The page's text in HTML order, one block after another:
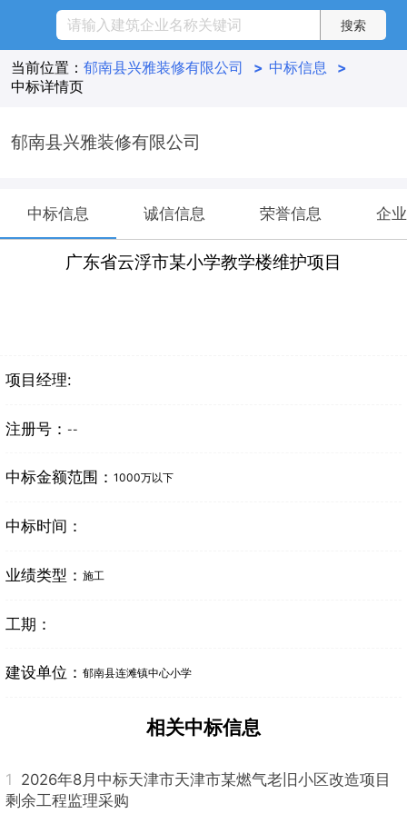
当前位置： 郁南县兴雅装修有限公司 > 中标信息
>
中标详情页
郁南县兴雅装修有限公司
中标信息 诚信信息 荣誉信息 企
广东省云浮市某小学教学楼维护项目
项目经理:
注册号： --
中标金额范围： 1000万以下
中标时间：
业绩类型： 施工
工期：
建设单位： 郁南县连滩镇中心小学
相关中标信息
1 2026年8月中标天津市天津市某燃气老旧小区改造项目
剩余工程监理采购